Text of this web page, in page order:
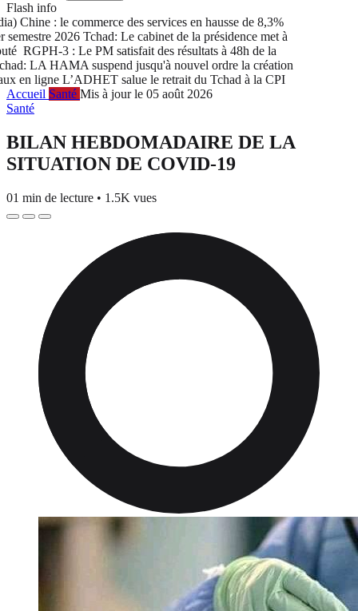
Flash info
: le commerce des services en hausse de 8,3%
2026Tchad: Le cabinet de la présidence met à
RGPH-3 : Le PM satisfait des résultats à 48h de la
LA HAMA suspend jusqu'à nouvel ordre la création
en ligneL’ADHET salue le retrait du Tchad à la CPI
Accueil Santé Mis à jour le 05 août 2026
Santé
BILAN HEBDOMADAIRE DE LA
SITUATION DE COVID-19
01 min de lecture • 1.5K vues